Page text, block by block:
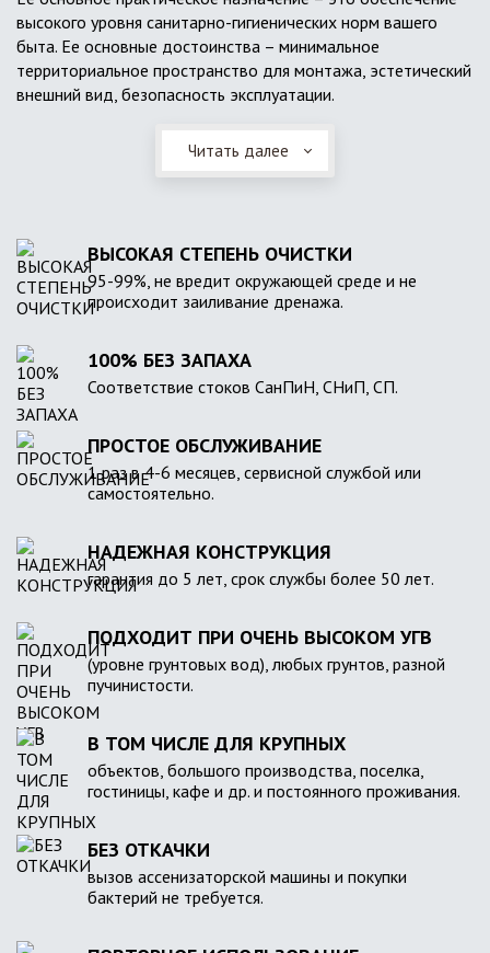
высокого уровня санитарно-гигиенических норм вашего
быта. Ее основные достоинства – минимальное
территориальное пространство для монтажа, эстетический
внешний вид, безопасность эксплуатации.
Читать далее
ВЫСОКАЯ СТЕПЕНЬ ОЧИСТКИ
95-99%, не вредит окружающей среде и не
происходит заиливание дренажа.
100% БЕЗ ЗАПАХА
Соответствие стоков СанПиН, СНиП, СП.
ПРОСТОЕ ОБСЛУЖИВАНИЕ
1 раз в 4-6 месяцев, сервисной службой или
самостоятельно.
НАДЕЖНАЯ КОНСТРУКЦИЯ
гарантия до 5 лет, срок службы более 50 лет.
ПОДХОДИТ ПРИ ОЧЕНЬ ВЫСОКОМ УГВ
(уровне грунтовых вод), любых грунтов, разной
пучинистости.
В ТОМ ЧИСЛЕ ДЛЯ КРУПНЫХ
объектов, большого производства, поселка,
гостиницы, кафе и др. и постоянного проживания.
БЕЗ ОТКАЧКИ
вызов ассенизаторской машины и покупки
бактерий не требуется.